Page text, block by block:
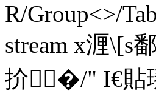
R/Group<>/
stream x湹\[s
扴�/" I€貼